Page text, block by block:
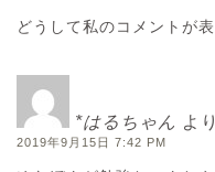
どうして私のコメントが
*はるちゃん よ
2019年9月15日 7:42 PM